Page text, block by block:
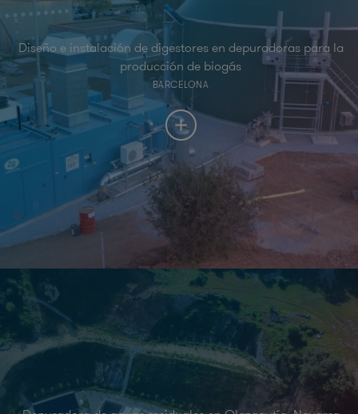
Diseño e instalación de digestores en depuradoras para la
producción de biogás
BARCELONA